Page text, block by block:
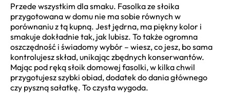
Przede wszystkim dla smaku. Fasolka ze słoika
przygotowana w domu nie ma sobie równych w
porównaniu z tą kupną. Jest jędrna, ma piękny kolor i
smakuje dokładnie tak, jak lubisz. To także ogromna
oszczędność i świadomy wybór – wiesz, co jesz, bo sama
kontrolujesz skład, unikając zbędnych konserwantów.
Mając pod ręką słoik domowej fasolki, w kilka chwil
przygotujesz szybki obiad, dodatek do dania głównego
czy pyszną sałatkę. To czysta wygoda.